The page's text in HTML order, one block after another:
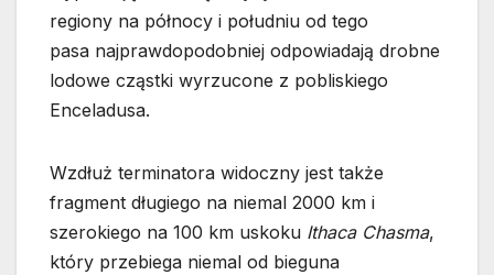
regiony na północy i południu od tego
pasa najprawdopodobniej odpowiadają drobne
lodowe cząstki wyrzucone z pobliskiego
Enceladusa.
Wzdłuż terminatora widoczny jest także
fragment długiego na niemal 2000 km i
szerokiego na 100 km uskoku Ithaca Chasma,
który przebiega niemal od bieguna